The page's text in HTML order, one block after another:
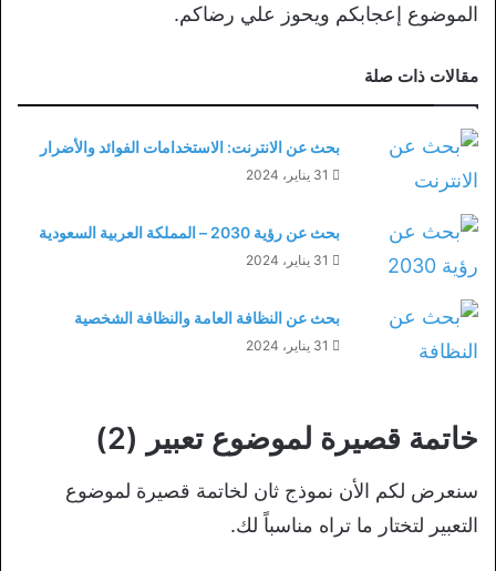
الموضوع إعجابكم ويحوز علي رضاكم.
مقالات ذات صلة
بحث عن الانترنت: الاستخدامات الفوائد والأضرار
31 يناير، 2024
بحث عن رؤية 2030 – المملكة العربية السعودية
31 يناير، 2024
بحث عن النظافة العامة والنظافة الشخصية
31 يناير، 2024
خاتمة قصيرة لموضوع تعبير (2)
سنعرض لكم الأن نموذج ثان لخاتمة قصيرة لموضوع
التعبير لتختار ما تراه مناسباً لك.